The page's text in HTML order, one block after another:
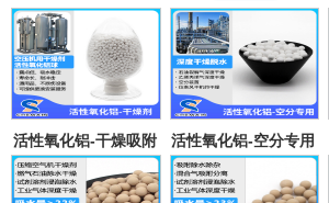
活性氧化铝-干燥吸附
活性氧化铝-空分专用
吸附剂